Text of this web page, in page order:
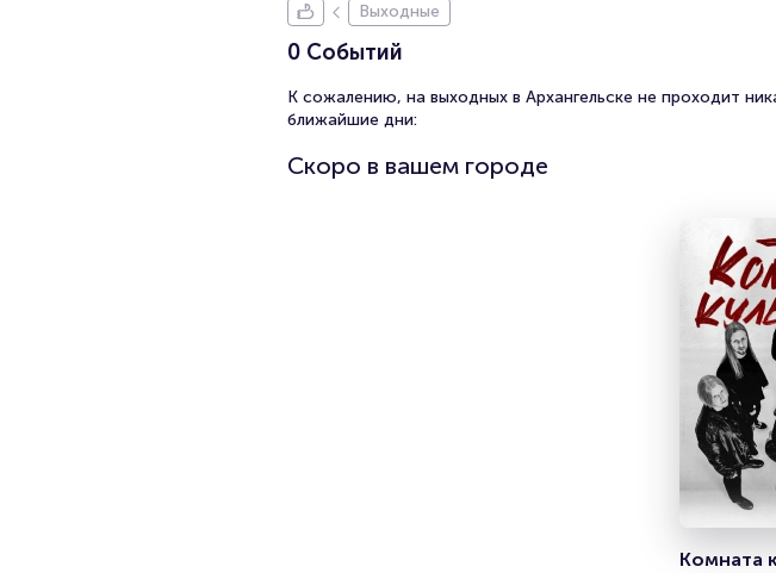
Выходные
0 Событий
К сожалению, на выходных в Архангельске не проходит
ближайшие дни:
Скоро в вашем городе
Комната